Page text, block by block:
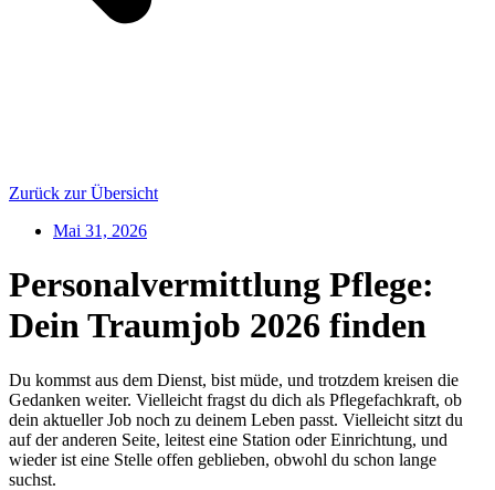
Zurück zur Übersicht
Mai 31, 2026
Personalvermittlung Pflege:
Dein Traumjob 2026 finden
Du kommst aus dem Dienst, bist müde, und trotzdem kreisen die
Gedanken weiter. Vielleicht fragst du dich als Pflegefachkraft, ob
dein aktueller Job noch zu deinem Leben passt. Vielleicht sitzt du
auf der anderen Seite, leitest eine Station oder Einrichtung, und
wieder ist eine Stelle offen geblieben, obwohl du schon lange
suchst.